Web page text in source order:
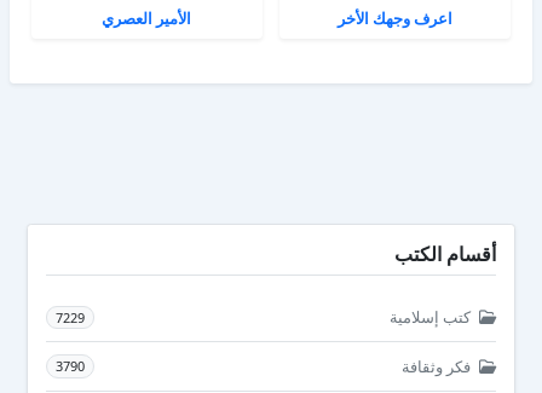
اعرف وجهك الأخر الأمير العصري
أقسام الكتب
كتب إسلامية 7229
فكر وثقافة 3790